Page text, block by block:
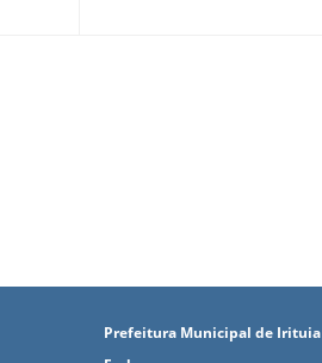
Prefeitura Municipal de Irituia